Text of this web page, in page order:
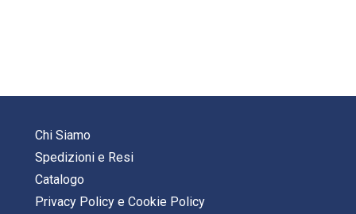
Chi Siamo
Spedizioni e Resi
Catalogo
Privacy Policy e Cookie Policy